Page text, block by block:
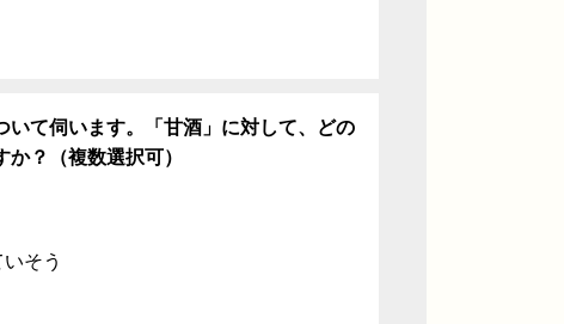
いて伺います。「甘酒」に対して、どの
？（複数選択可）
そう